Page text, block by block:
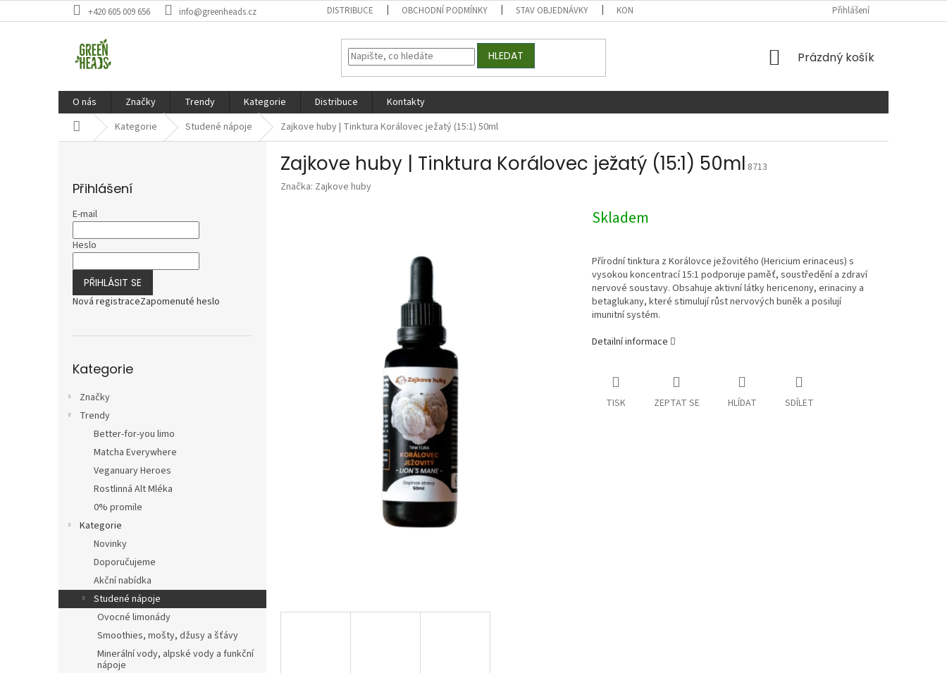
na
+420 605 009 656 info@greenheads.cz DISTRIBUCE OBCHODNÍ PODMÍNKY STAV OBJEDNÁVKY KONTAKTY Přihlášení
HLEDAT
NÁKUPNÍ
Prázdný košík
O nás Značky Trendy Kategorie Distribuce
Kontakty
Domů Kategorie Studené nápoje Zajkove huby | Tinktura Korálovec ježatý (15:1) 50ml
Přihlášení
E-mail
Heslo
PŘIHLÁSIT SE
Nová registraceZapomenuté heslo
kategorie
Kategorie
Značky
Trendy
Better-for-you limo
Matcha Everywhere
Veganuary Heroes
Rostlinná Alt Mléka
0% promile
Kategorie
Novinky
Doporučujeme
Akční nabídka
Studené nápoje
Ovocné limonády
Smoothies, mošty, džusy a šťávy
Minerální vody, alpské vody a funkční
nápoje
Zajkove huby | Tinktura Korálovec ježatý (15:1) 50ml 8713
Značka: Zajkove huby
Skladem
Přírodní tinktura z Korálovce ježovitého (Hericium erinaceus) s
vysokou koncentrací 15:1 podporuje paměť, soustředění a zdraví
nervové soustavy. Obsahuje aktivní látky hericenony, erinaciny a
betaglukany, které stimulují růst nervových buněk a posilují
imunitní systém.
Detailní informace
TISK ZEPTAT SE HLÍDAT SDÍLET